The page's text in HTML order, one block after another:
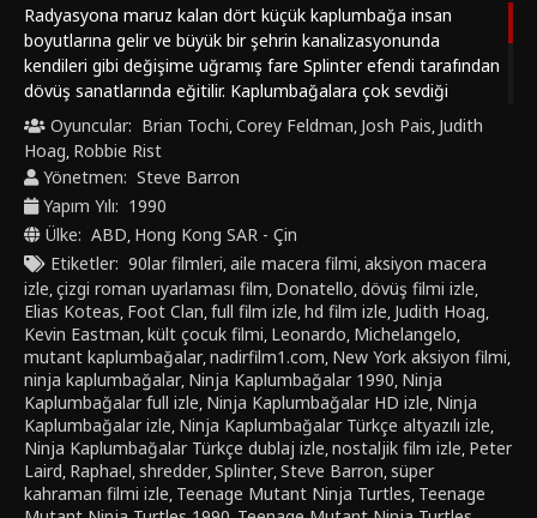
Ninja Turtles full izle aramalarıyla nadirfilm1.com farkıyla
keşfedebilirsiniz.
Radyasyona maruz kalan dört küçük kaplumbağa insan
boyutlarına gelir ve büyük bir şehrin kanalizasyonunda
kendileri gibi değişime uğramış fare Splinter efendi tarafından
dövüş sanatlarında eğitilir. Kaplumbağalara çok sevdiği
rönesans ressamları Michelangelo, Raphael, Leonardo ve
Donatello'nun isimlerini veren Splinter, onları suçla savaş
konusunda yönlendirir.Güzel televizyoncu April ninja
kaplumbağaların varlığını keşfedip güvenlerini kazandığında,
birlikte kötü savaş beyi Shredder'ın planlarını engellemeye
girişirler.
Oyuncular: Brian Tochi,Corey Feldman, Josh Pais, Judith
Hoag, Robbie Rist
Yönetmen: Steve Barron
Yapım Yılı: 1990
Ülke: ABD, Hong Kong SAR - Çin
Etiketler: 90lar filmleri,aile macera filmi,aksiyon macera
izle,çizgi roman uyarlaması film, Donatello,dövüş filmi izle,
Elias Koteas, Foot Clan,full film izle,hd film izle, Judith Hoag,
Kevin Eastman,kült çocuk filmi, Leonardo, Michelangelo,
mutant kaplumbağalar,nadirfilm1.com, New York aksiyon filmi,
ninja kaplumbağalar, Ninja Kaplumbağalar 1990, Ninja
Kaplumbağalar full izle, Ninja Kaplumbağalar HD izle, Ninja
Kaplumbağalar izle, Ninja Kaplumbağalar Türkçe altyazılı izle,
Ninja Kaplumbağalar Türkçe dublaj izle,nostaljik film izle, Peter
Laird, Raphael,shredder,Splinter,Steve Barron,süper
kahraman filmi izle, Teenage Mutant Ninja Turtles, Teenage